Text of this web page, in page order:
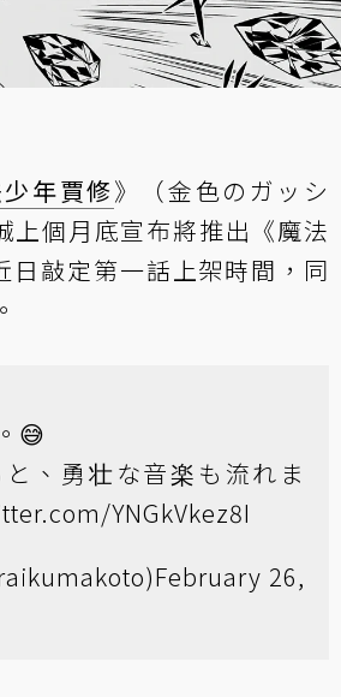
年賈修》（金色のガッシ
上個月底宣布將推出《魔法
日敲定第一話上架時間，同
😅
、勇壮な音楽も流れま
YNGkVkez8I
February 26,